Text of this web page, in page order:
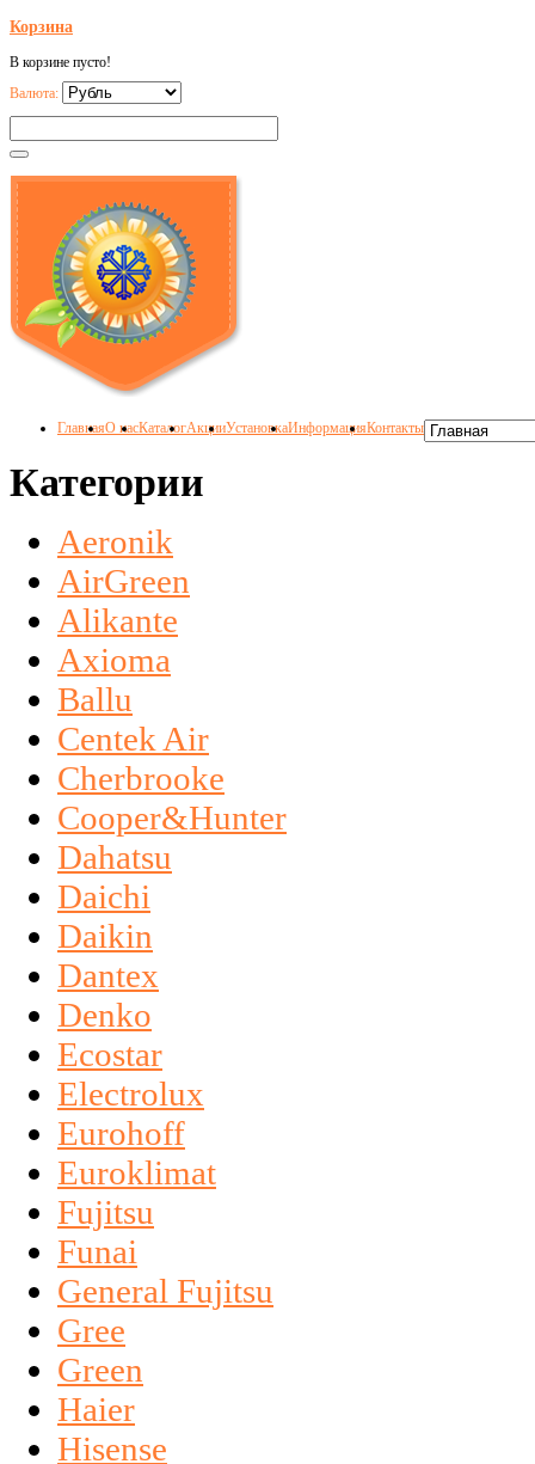
Корзина
В корзине пусто!
Валюта:
ГлавнаяО насКаталогАкцииУстановкаИнформацияКонтакты
Категории
Aeronik
AirGreen
Alikante
Axioma
Ballu
Centek Air
Cherbrooke
Cooper&Hunter
Dahatsu
Daichi
Daikin
Dantex
Denko
Ecostar
Electrolux
Eurohoff
Euroklimat
Fujitsu
Funai
General Fujitsu
Gree
Green
Haier
Hisense